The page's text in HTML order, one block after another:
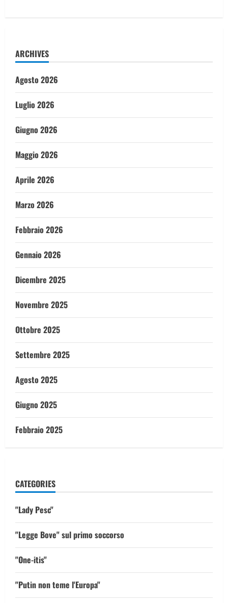
ARCHIVES
Agosto 2026
Luglio 2026
Giugno 2026
Maggio 2026
Aprile 2026
Marzo 2026
Febbraio 2026
Gennaio 2026
Dicembre 2025
Novembre 2025
Ottobre 2025
Settembre 2025
Agosto 2025
Giugno 2025
Febbraio 2025
CATEGORIES
"Lady Pesc"
"Legge Bove" sul primo soccorso
"One-itis"
"Putin non teme l'Europa"